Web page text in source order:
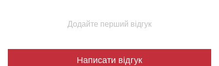
Додайте перший відгук
Написати відгук